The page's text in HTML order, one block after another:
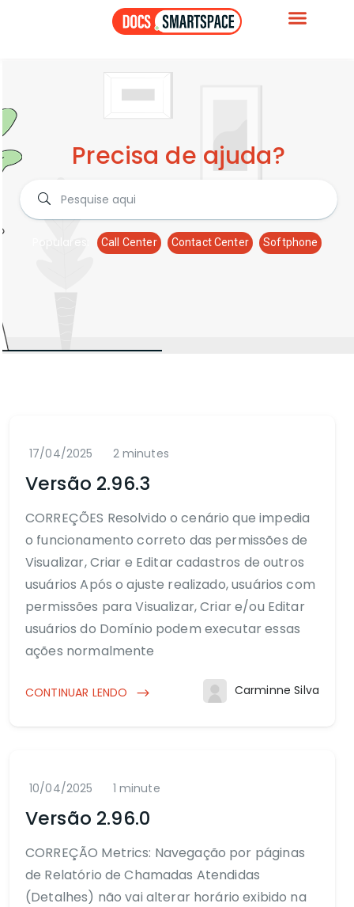
Precisa de ajuda?
Populares: Call Center Contact Center Softphone
17/04/2025 2 minutes
Versão 2.96.3
CORREÇÕES Resolvido o cenário que impedia
o funcionamento correto das permissões de
Visualizar, Criar e Editar cadastros de outros
usuários Após o ajuste realizado, usuários com
permissões para Visualizar, Criar e/ou Editar
usuários do Domínio podem executar essas
ações normalmente
CONTINUAR LENDO Carminne Silva
10/04/2025 1 minute
Versão 2.96.0
CORREÇÃO Metrics: Navegação por páginas
de Relatório de Chamadas Atendidas
(Detalhes) não vai alterar horário exibido na